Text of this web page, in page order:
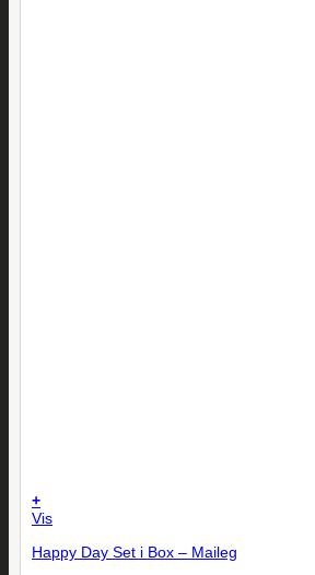
+
Vis
Happy Day Set i Box – Maileg